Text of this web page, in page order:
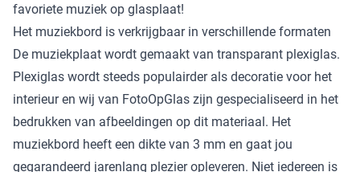
favoriete muziek op glasplaat!
Het muziekbord is verkrijgbaar in verschillende formaten
De muziekplaat wordt gemaakt van transparant plexiglas.
Plexiglas wordt steeds populairder als decoratie voor het
interieur en wij van FotoOpGlas zijn gespecialiseerd in het
bedrukken van afbeeldingen op dit materiaal. Het
muziekbord heeft een dikte van 3 mm en gaat jou
gegarandeerd jarenlang plezier opleveren. Niet iedereen is